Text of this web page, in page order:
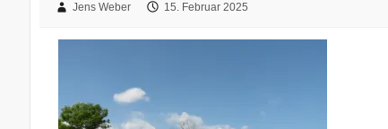
Jens Weber 15. Februar 2025